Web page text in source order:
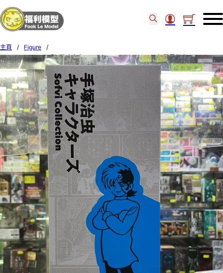
主頁 / Figure
/
KENELE STUDIO 手塚治虫角色 SOFVI COLLECTION 005 怪醫黑傑克 44856